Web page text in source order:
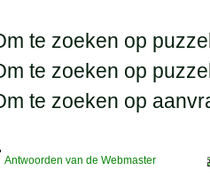
te zoeken op
te zoeken op
te zoeken op
Antwoorden van de Webmaster